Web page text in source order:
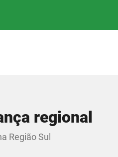
regional
Região Sul